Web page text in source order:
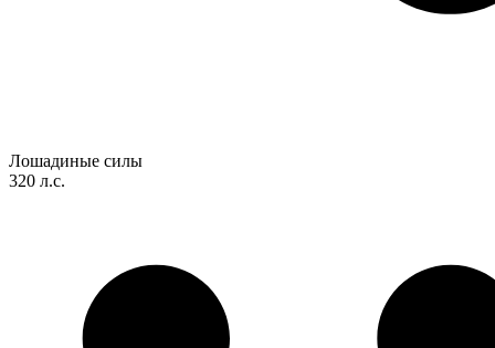
Лошадиные силы
320 л.с.